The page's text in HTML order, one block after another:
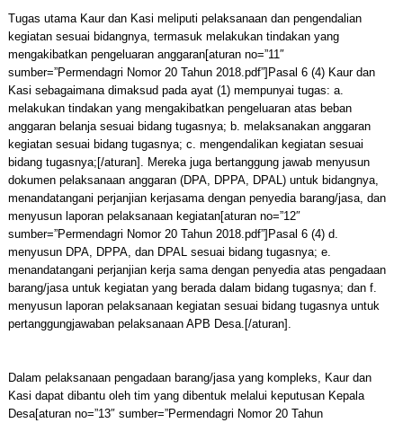
Tugas utama Kaur dan Kasi meliputi pelaksanaan dan pengendalian
kegiatan sesuai bidangnya, termasuk melakukan tindakan yang
mengakibatkan pengeluaran anggaran[aturan no=”11″
sumber=”Permendagri Nomor 20 Tahun 2018.pdf”]Pasal 6 (4) Kaur dan
Kasi sebagaimana dimaksud pada ayat (1) mempunyai tugas: a.
melakukan tindakan yang mengakibatkan pengeluaran atas beban
anggaran belanja sesuai bidang tugasnya; b. melaksanakan anggaran
kegiatan sesuai bidang tugasnya; c. mengendalikan kegiatan sesuai
bidang tugasnya;[/aturan]. Mereka juga bertanggung jawab menyusun
dokumen pelaksanaan anggaran (DPA, DPPA, DPAL) untuk bidangnya,
menandatangani perjanjian kerjasama dengan penyedia barang/jasa, dan
menyusun laporan pelaksanaan kegiatan[aturan no=”12″
sumber=”Permendagri Nomor 20 Tahun 2018.pdf”]Pasal 6 (4) d.
menyusun DPA, DPPA, dan DPAL sesuai bidang tugasnya; e.
menandatangani perjanjian kerja sama dengan penyedia atas pengadaan
barang/jasa untuk kegiatan yang berada dalam bidang tugasnya; dan f.
menyusun laporan pelaksanaan kegiatan sesuai bidang tugasnya untuk
pertanggungjawaban pelaksanaan APB Desa.[/aturan].
Dalam pelaksanaan pengadaan barang/jasa yang kompleks, Kaur dan
Kasi dapat dibantu oleh tim yang dibentuk melalui keputusan Kepala
Desa[aturan no=”13″ sumber=”Permendagri Nomor 20 Tahun